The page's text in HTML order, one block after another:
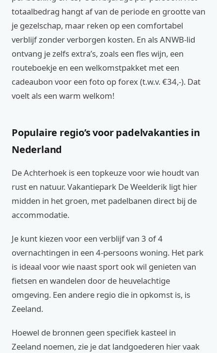
totaalbedrag hangt af van de periode en grootte van
je gezelschap, maar reken op een comfortabel
verblijf zonder verborgen kosten. En als ANWB-lid
ontvang je zelfs extra’s, zoals een fles wijn, een
routeboekje en een welkomstpakket met een
cadeaubon voor een foto op forex (t.w.v. €34,-). Dat
voelt als een warm welkom!
Populaire regio’s voor padelvakanties in
Nederland
De Achterhoek is een topkeuze voor wie houdt van
rust en natuur. Vakantiepark De Weelderik ligt hier
midden in het groen, met padelbanen direct bij de
accommodatie.
Je kunt kiezen voor een verblijf van 3 of 4
overnachtingen in een 4-persoons woning. Het park
is ideaal voor wie naast sport ook wil genieten van
fietsen en wandelen door de heuvelachtige
omgeving. Een andere regio die in opkomst is, is
Zeeland.
Hoewel de bronnen geen specifiek kasteel in
Zeeland noemen, zie je dat landgoederen hier vaak